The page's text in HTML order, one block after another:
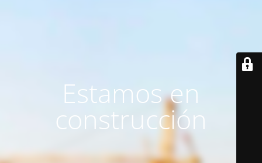
Estamos en
construcción